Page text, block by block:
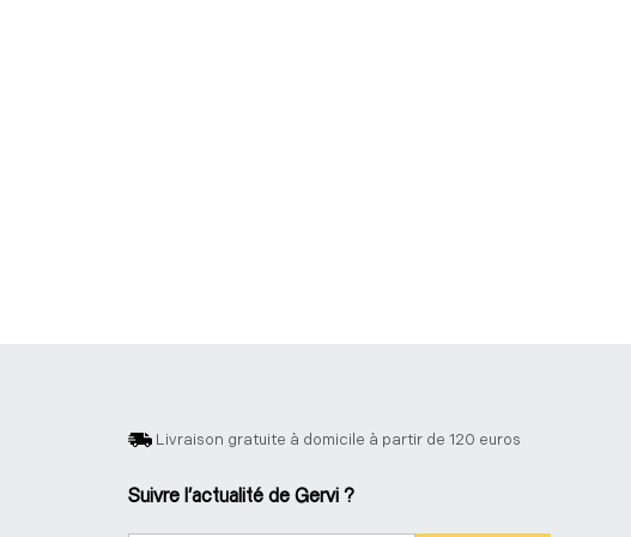
Livraison gratuite à domicile à partir de 120 euros
Suivre l'actualité de Gervi ?